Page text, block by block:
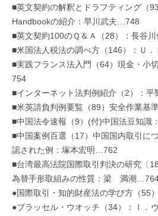
■英文契約の解釈とドラフティング（
Handbookの紹介：早川武夫…748
■英文契約100のＱ＆Ａ（28）：長谷
■米国法人税法の調べ方（146）：Ｕ
■実践フランス法入門（64）現金・小
754
■インターネット法判例紹介（2）：
■米英請負判例要覧（89）安全作業基
■中国法令速報（9）(付)中国法豆知識
■中国案例百選（17）中国国内取引に
認された例：塚本宏明…762
■台湾最高法院国際取引判決の研究〔
為替手形取組みの性質：梁 満潮
●国際取引・知的財産法の学び方（55
●ブラッセル・ウオッチ（34）：Ｉ．